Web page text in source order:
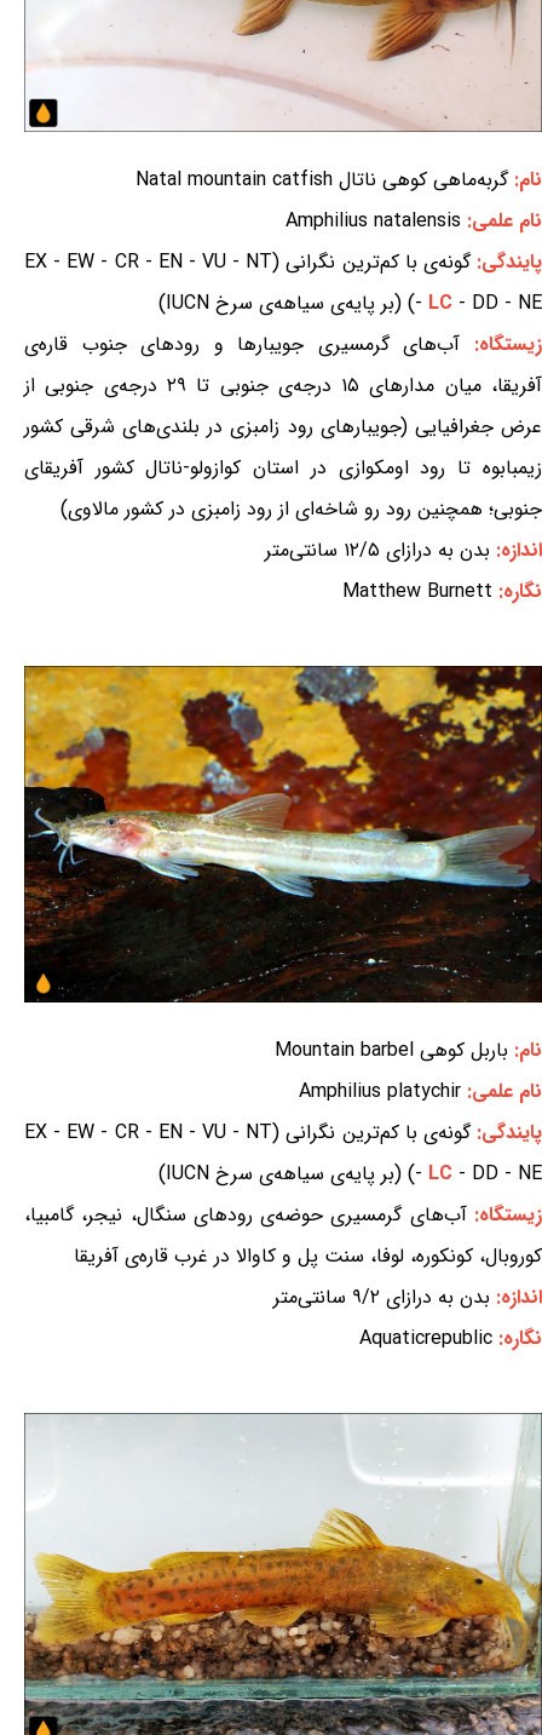
نام:گربه‌ماهی کوهی ناتال Natal mountain catfish
نام علمی: Amphilius natalensis
پایندگی:
گونه‌ی با کم‌ترین نگرانی (EX - EW - CR - EN - VU - NT
- LC - DD - NE) (بر پایه‌ی سیاهه‌ی سرخ IUCN)
زیستگاه: آب‌های گرمسیری جویبارها و رودهای جنوب قاره‌ی
آفریقا، میان مدارهای ۱۵ درجه‌ی جنوبی تا ۲۹ درجه‌ی جنوبی از
عرض جغرافیایی (جویبارهای رود زامبزی در بلندی‌های شرقی کشور
زیمبابوه تا رود اومکوازی در استان کوازولو-ناتال کشور آفریقای
جنوبی؛ همچنین رود رو شاخه‌ای از رود زامبزی در کشور مالاوی)
اندازه: بدن به درازای ۱۲/۵ سانتی‌متر
نگاره: Matthew Burnett
نام: باربل کوهی Mountain barbel
نام علمی: Amphilius platychir
پایندگی:
گونه‌ی با کم‌ترین نگرانی (EX - EW - CR - EN - VU - NT
- LC - DD - NE) (بر پایه‌ی سیاهه‌ی سرخ IUCN)
زیستگاه:آب‌های گرمسیری حوضه‌ی رودهای سنگال، نیجر، گامبیا،
کوروبال، کونکوره، لوفا، سنت پل و کاوالا در غرب قاره‌ی آفریقا
اندازه: بدن به درازای ۹/۲ سانتی‌متر
نگاره: Aquaticrepublic